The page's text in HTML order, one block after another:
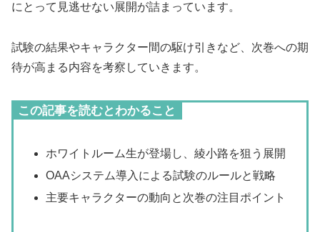
にとって見逃せない展開が詰まっています。
試験の結果やキャラクター間の駆け引きなど、次巻への期
待が高まる内容を考察していきます。
この記事を読むとわかること
ホワイトルーム生が登場し、綾小路を狙う展開
OAAシステム導入による試験のルールと戦略
主要キャラクターの動向と次巻の注目ポイント